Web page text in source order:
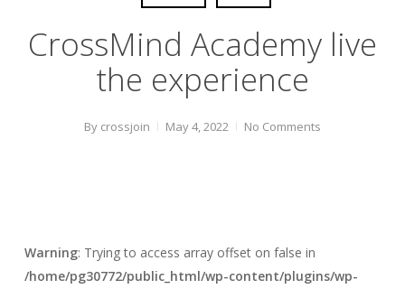
CrossMind Academy live
the experience
By crossjoin May 4, 2022 No Comments
Warning: Trying to access array offset on false in
/home/pg30772/public_html/wp-content/plugins/wp-